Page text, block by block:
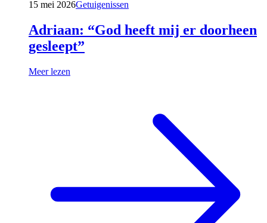
15 mei 2026Getuigenissen
Adriaan: “God heeft mij er doorheen
gesleept”
Meer lezen